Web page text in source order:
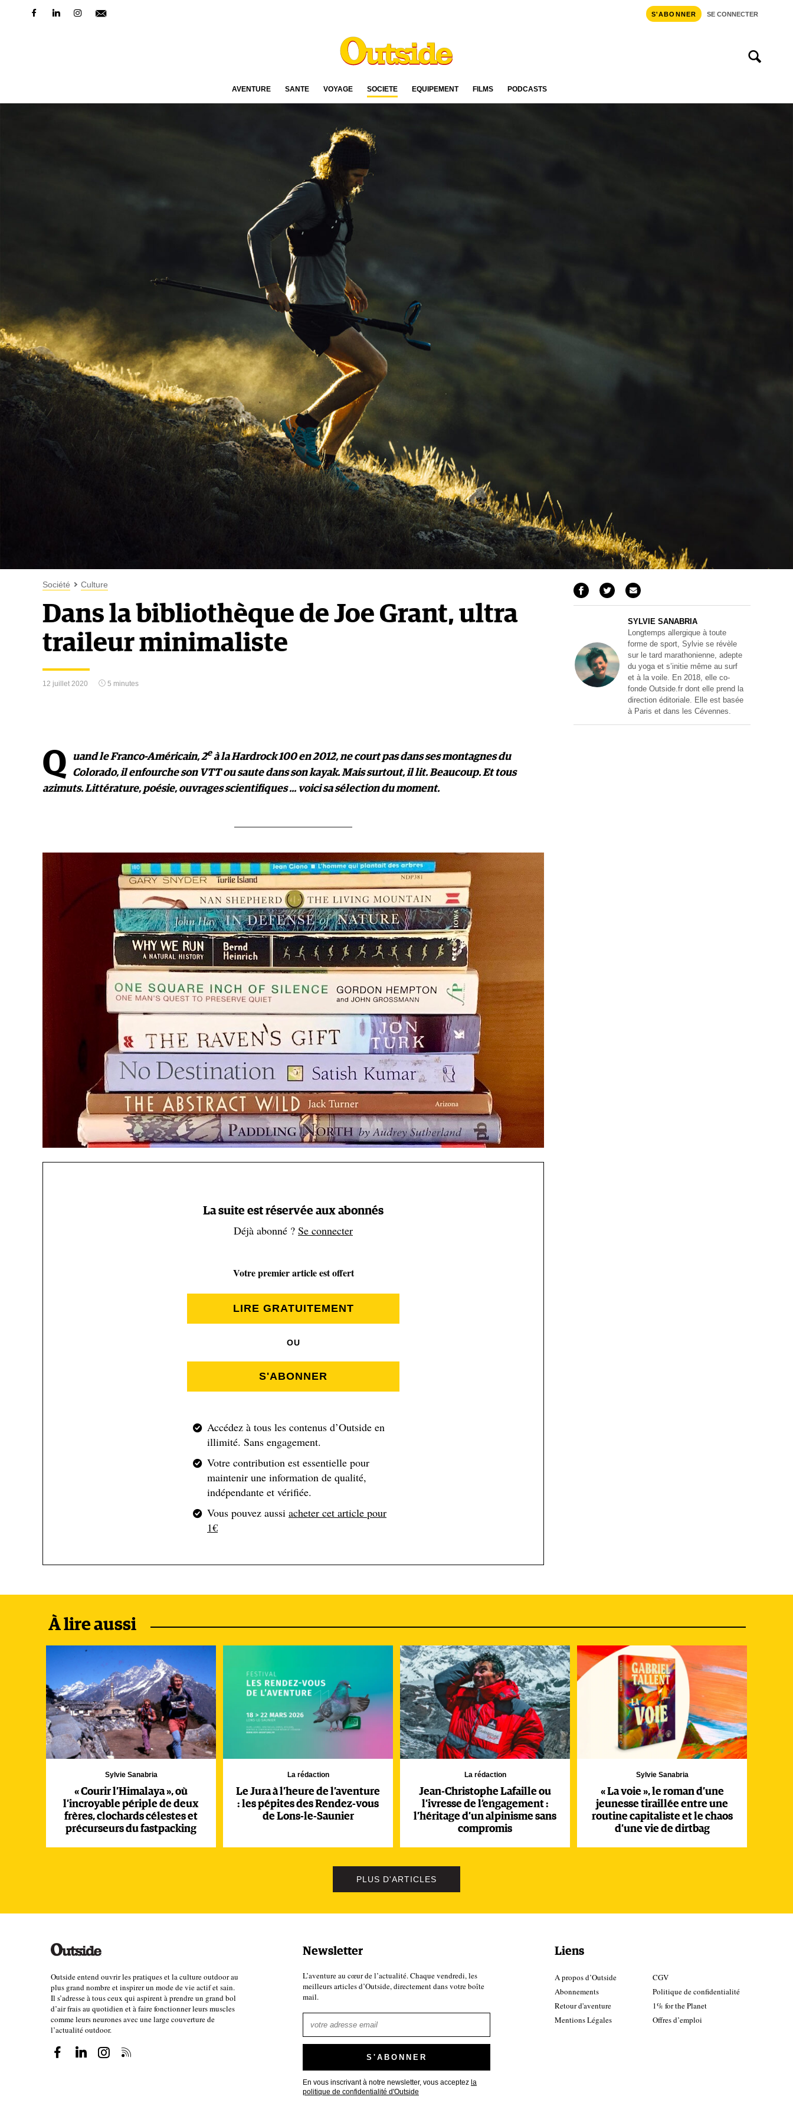
S'ABONNER SE CONNECTER
AVENTURE SANTÉ VOYAGE SOCIÉTÉ ÉQUIPEMENT FILMS PODCASTS
Société Culture
Dans la bibliothèque de Joe Grant, ultra
traileur minimaliste
12 juillet 2020 5 minutes
SYLVIE SANABRIA
Longtemps allergique à toute
forme de sport, Sylvie se révèle
sur le tard marathonienne, adepte
du yoga et s’initie même au surf
et à la voile. En 2018, elle co-
fonde Outside.fr dont elle prend la
direction éditoriale. Elle est basée
à Paris et dans les Cévennes.
Q uand le Franco-Américain, 2eà la Hardrock 100 en 2012, ne court pas dans ses montagnes du
Colorado, il enfourche son VTT ou saute dans son kayak. Mais surtout, il lit. Beaucoup. Et tous
azimuts. Littérature, poésie, ouvrages scientifiques ... voici sa sélection du moment.
En 1953, Giono est sollicité par le magazine américain The Reader’s Digest, pour écrire une nouvelle dans leur
rubrique « Le personnage le plus extraordinaire que j’aie jamais rencontré ». Giono raconte alors l’histoire d’un
berger dévoué à la plantation d’arbres dans le nord des Basses-Alpes en 1913.
Acheter le livre →
Voytek Kurtyka : l'art de la liberté
Ce livre retrace la vie de Voytek Kurtyka, reconnu comme l’un des plus grands alpinistes de tous les temps. Il est
notamment l’une des figures majeures de l’alpinisme polonais en Himalaya. L’auteure de cette biographie raconte la
vie de ce grimpeur « surdoué », qui découvre la discipline au sein d’une communauté d’alpinistes en rébellion
contre le régime communiste, avant de se fixer comme objectif de conquérir l’Himalaya.
La suite est réservée aux abonnés
Déjà abonné ? Se connecter
Votre premier article est offert
LIRE GRATUITEMENT
OU
S'ABONNER
Accédez à tous les contenus d’Outside en
illimité. Sans engagement.
Votre contribution est essentielle pour
maintenir une information de qualité,
indépendante et vérifiée.
Vous pouvez aussi acheter cet article pour
1€
À lire aussi
Sylvie Sanabria
« Courir l’Himalaya », où
l’incroyable périple de deux
frères, clochards célestes et
précurseurs du fastpacking
La rédaction
Le Jura à l’heure de l’aventure
: les pépites des Rendez-vous
de Lons-le-Saunier
La rédaction
Jean-Christophe Lafaille ou
l’ivresse de l’engagement :
l’héritage d’un alpinisme sans
compromis
Sylvie Sanabria
« La voie », le roman d’une
jeunesse tiraillée entre une
routine capitaliste et le chaos
d’une vie de dirtbag
PLUS D'ARTICLES
Outside entend ouvrir les pratiques et la culture outdoor au
plus grand nombre et inspirer un mode de vie actif et sain.
Il s’adresse à tous ceux qui aspirent à prendre un grand bol
d’air frais au quotidien et à faire fonctionner leurs muscles
comme leurs neurones avec une large couverture de
l’actualité outdoor.
Newsletter
L’aventure au cœur de l’actualité. Chaque vendredi, les
meilleurs articles d’Outside, directement dans votre boîte
mail.
En vous inscrivant à notre newsletter, vous acceptez la
politique de confidentialité d'Outside
Liens
A propos d’Outside
Abonnements
Retour d'aventure
Mentions Légales
CGV
Politique de confidentialité
1% for the Planet
Offres d’emploi